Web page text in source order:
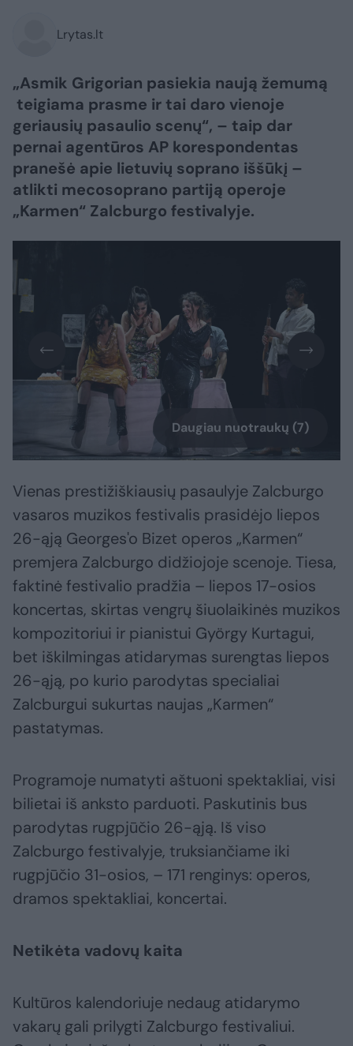
Lrytas.lt
„Asmik Grigorian pasiekia naują žemumą
teigiama prasme ir tai daro vienoje
geriausių pasaulio scenų“, – taip dar
pernai agentūros AP korespondentas
pranešė apie lietuvių soprano iššūkį –
atlikti mecosoprano partiją operoje
„Karmen“ Zalcburgo festivalyje.
Daugiau nuotraukų (7)
Vienas prestižiškiausių pasaulyje Zalcburgo
vasaros muzikos festivalis prasidėjo liepos
26-ąją Georges'o Bizet operos „Karmen“
premjera Zalcburgo didžiojoje scenoje. Tiesa,
faktinė festivalio pradžia – liepos 17-osios
koncertas, skirtas vengrų šiuolaikinės muzikos
kompozitoriui ir pianistui György Kurtagui,
bet iškilmingas atidarymas surengtas liepos
26-ąją, po kurio parodytas specialiai
Zalcburgui sukurtas naujas „Karmen“
pastatymas.
Programoje numatyti aštuoni spektakliai, visi
bilietai iš anksto parduoti. Paskutinis bus
parodytas rugpjūčio 26-ąją. Iš viso
Zalcburgo festivalyje, truksiančiame iki
rugpjūčio 31-osios, – 171 renginys: operos,
dramos spektakliai, koncertai.
Netikėta vadovų kaita
Kultūros kalendoriuje nedaug atidarymo
vakarų gali prilygti Zalcburgo festivaliui.